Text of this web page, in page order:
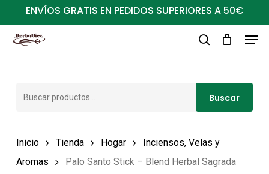
al
contenido
ENVÍOS GRATIS EN PEDIDOS SUPERIORES A 50€
Buscar
Inicio Tienda Hogar
Inciensos, Velas y
Aromas
Palo Santo Stick – Blend Herbal Sagrada
Close